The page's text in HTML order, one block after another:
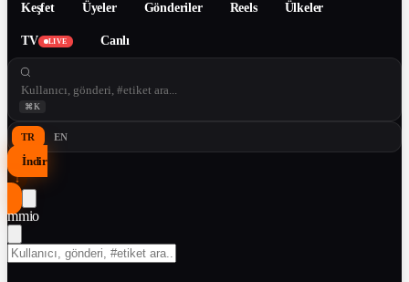
Keşfet Üyeler Gönderiler Reels Ülkeler
TV LIVE Canlı
⌘K
TR EN
İndir
↓
mmio